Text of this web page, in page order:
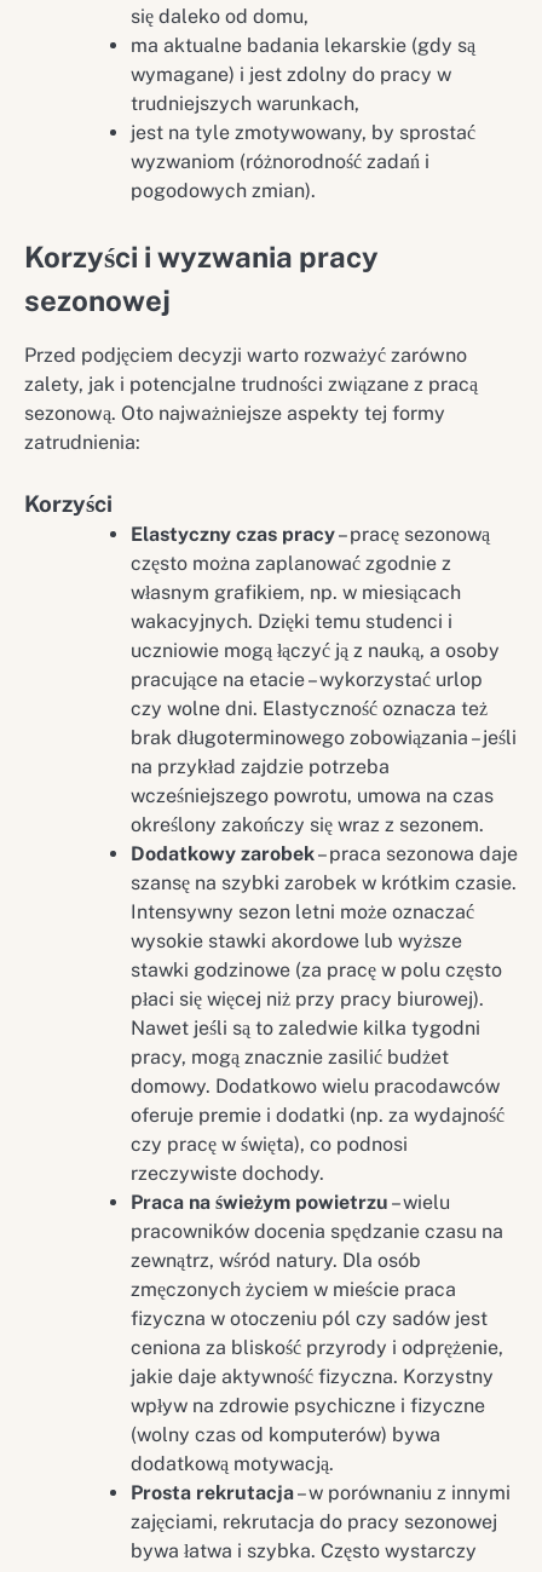
się daleko od domu,
ma aktualne badania lekarskie (gdy są
wymagane) i jest zdolny do pracy w
trudniejszych warunkach,
jest na tyle zmotywowany, by sprostać
wyzwaniom (różnorodność zadań i
pogodowych zmian).
Korzyści i wyzwania pracy
sezonowej
Przed podjęciem decyzji warto rozważyć zarówno
zalety, jak i potencjalne trudności związane z pracą
sezonową. Oto najważniejsze aspekty tej formy
zatrudnienia:
Korzyści
Elastyczny czas pracy– pracę sezonową
często można zaplanować zgodnie z
własnym grafikiem, np. w miesiącach
wakacyjnych. Dzięki temu studenci i
uczniowie mogą łączyć ją z nauką, a osoby
pracujące na etacie – wykorzystać urlop
czy wolne dni. Elastyczność oznacza też
brak długoterminowego zobowiązania – jeśli
na przykład zajdzie potrzeba
wcześniejszego powrotu, umowa na czas
określony zakończy się wraz z sezonem.
Dodatkowy zarobek– praca sezonowa daje
szansę na szybki zarobek w krótkim czasie.
Intensywny sezon letni może oznaczać
wysokie stawki akordowe lub wyższe
stawki godzinowe (za pracę w polu często
płaci się więcej niż przy pracy biurowej).
Nawet jeśli są to zaledwie kilka tygodni
pracy, mogą znacznie zasilić budżet
domowy. Dodatkowo wielu pracodawców
oferuje premie i dodatki (np. za wydajność
czy pracę w święta), co podnosi
rzeczywiste dochody.
Praca na świeżym powietrzu – wielu
pracowników docenia spędzanie czasu na
zewnątrz, wśród natury. Dla osób
zmęczonych życiem w mieście praca
fizyczna w otoczeniu pól czy sadów jest
ceniona za bliskość przyrody i odprężenie,
jakie daje aktywność fizyczna. Korzystny
wpływ na zdrowie psychiczne i fizyczne
(wolny czas od komputerów) bywa
dodatkową motywacją.
Prosta rekrutacja– w porównaniu z innymi
zajęciami, rekrutacja do pracy sezonowej
bywa łatwa i szybka. Często wystarczy